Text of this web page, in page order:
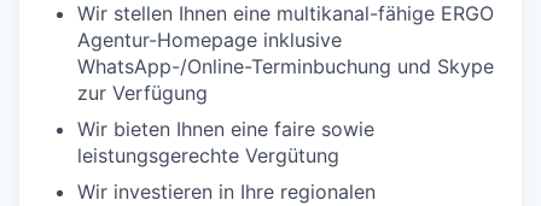
Wir stellen Ihnen eine multikanal-fähige ERGO
Agentur-Homepage inklusive
WhatsApp-/Online-Terminbuchung und Skype
zur Verfügung
Wir bieten Ihnen eine faire sowie
leistungsgerechte Vergütung
Wir investieren in Ihre regionalen